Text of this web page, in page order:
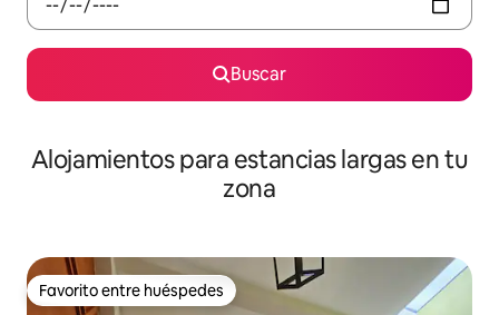
Buscar
Alojamientos para estancias largas en tu
zona
Favorito entre huéspedes
Favorito entre huéspedes